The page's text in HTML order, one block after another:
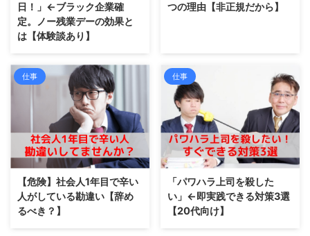
日！」←ブラック企業確
定。ノー残業デーの効果と
は【体験談あり】
つの理由【非正規だから】
仕事
【危険】社会人1年目で辛い
人がしている勘違い【辞め
るべき？】
仕事
「パワハラ上司を殺した
い」←即実践できる対策3選
【20代向け】